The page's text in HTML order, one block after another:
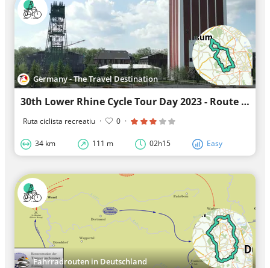
Germany - The Travel Destination
30th Lower Rhine Cycle Tour Day 2023 - Route Tip 39 - Industrial Culture Theme Route on the Lower...
Ruta ciclista recreatiu · 0 ·
34 km 111 m 02h15 Easy
Fahrradrouten in Deutschland